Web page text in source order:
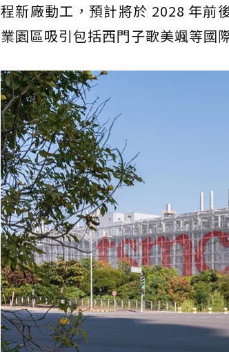
程新廠動工，預計將於 2028 年前
業園區吸引包括西門子歌美颯等國